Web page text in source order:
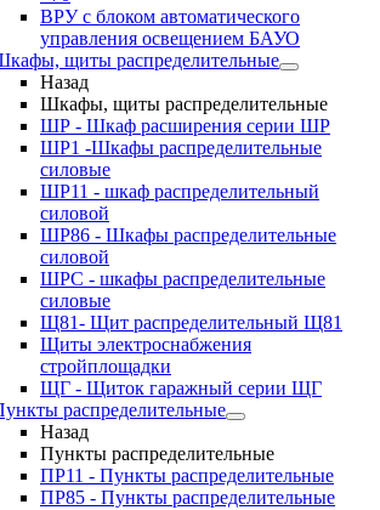
ВРУ с блоком автоматического
управления освещением БАУО
щиты распределительные
Назад
Шкафы, щиты распределительные
ШР - Шкаф расширения серии ШР
ШР1 -Шкафы распределительные
силовые
ШР11 - шкаф распределительный
силовой
ШР86 - Шкафы распределительные
силовой
ШРС - шкафы распределительные
силовые
Щ81- Щит распределительный Щ81
Щиты электроснабжения
стройплощадки
ЩГ - Щиток гаражный серии ЩГ
распределительные
Назад
Пункты распределительные
ПР11 - Пункты распределительные
ПР85 - Пункты распределительные